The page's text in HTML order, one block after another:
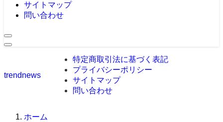
サイトマップ
問い合わせ
trendnews
特定商取引法に基づく表記
プライバシーポリシー
サイトマップ
問い合わせ
ホーム